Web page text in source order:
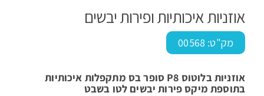
אוזניות איכותיות ופירות יבשים
מק"ט: 00568
אוזניות בלוטוס P8 סופר בס מתקפלות איכותיות
בתוספת מיקס פירות יבשים לטו בשבט